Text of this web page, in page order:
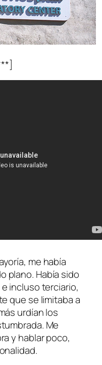
me había
plano. Había sido
incluso terciario,
que se limitaba a
urdían los
Me
y hablar poco,